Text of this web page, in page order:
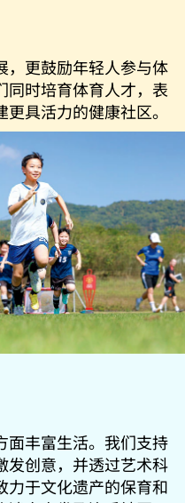
，更鼓励年轻人参与体
同时培育体育人才，表
具活力的健康社区。
面丰富生活。我们支持
发创意，并透过艺术科
力于文化遗产的保育和